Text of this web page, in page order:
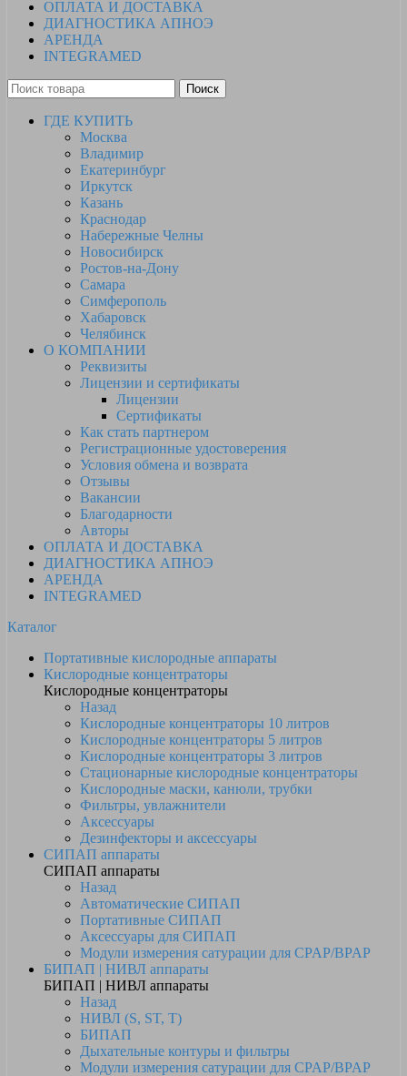
ОПЛАТА И ДОСТАВКА
ДИАГНОСТИКА АПНОЭ
АРЕНДА
INTEGRAMED
Поиск
ГДЕ КУПИТЬ
Москва
Владимир
Екатеринбург
Иркутск
Казань
Краснодар
Набережные Челны
Новосибирск
Ростов-на-Дону
Самара
Симферополь
Хабаровск
Челябинск
О КОМПАНИИ
Реквизиты
Лицензии и сертификаты
Лицензии
Сертификаты
Как стать партнером
Регистрационные удостоверения
Условия обмена и возврата
Отзывы
Вакансии
Благодарности
Авторы
ОПЛАТА И ДОСТАВКА
ДИАГНОСТИКА АПНОЭ
АРЕНДА
INTEGRAMED
Каталог
Портативные кислородные аппараты
Кислородные концентраторы
Кислородные концентраторы
Назад
Кислородные концентраторы 10 литров
Кислородные концентраторы 5 литров
Кислородные концентраторы 3 литров
Стационарные кислородные концентраторы
Кислородные маски, канюли, трубки
Фильтры, увлажнители
Аксессуары
Дезинфекторы и аксессуары
СИПАП аппараты
СИПАП аппараты
Назад
Автоматические СИПАП
Портативные СИПАП
Аксессуары для СИПАП
Модули измерения сатурации для CPAP/BPAP
БИПАП | НИВЛ аппараты
БИПАП | НИВЛ аппараты
Назад
НИВЛ (S, ST, T)
БИПАП
Дыхательные контуры и фильтры
Модули измерения сатурации для CPAP/BPAP